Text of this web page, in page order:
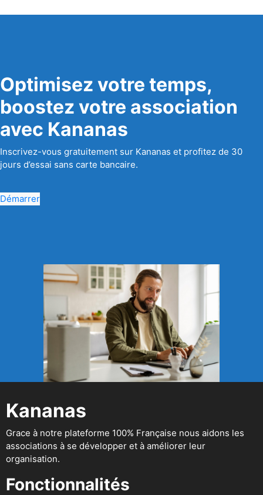
Optimisez votre temps,
boostez votre association
avec Kananas
Inscrivez-vous gratuitement sur Kananas et profitez de 30
jours d’essai sans carte bancaire.
Démarrer
Kananas
Grace à notre plateforme 100% Française nous aidons les
associations à se développer et à améliorer leur
organisation.
Fonctionnalités